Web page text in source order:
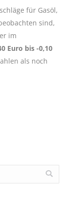
für Gasöl,
sind,
im
Euro bis -0,10
als noch